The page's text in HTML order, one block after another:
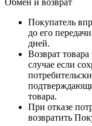
Обмен и возврат
Покупатель
до его
дней.
Возврат
случае если
товара.
При отказе
возвратить